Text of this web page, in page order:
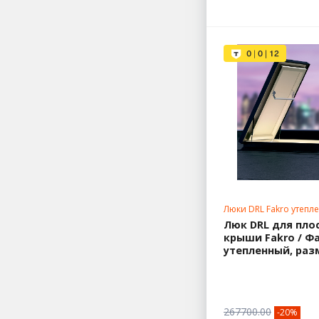
Люки DRL Fakro
нестандартные
Люк DRL для
крыши Fakro /
утепленный,
267700.00 -20%